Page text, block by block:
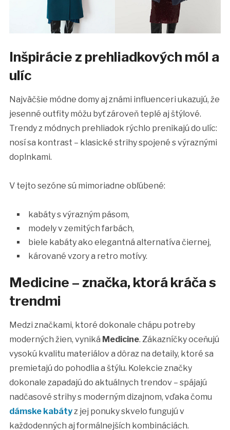
Inšpirácie z prehliadkových mól a
ulíc
Najväčšie módne domy aj známi influenceri ukazujú, že
jesenné outfity môžu byť zároveň teplé aj štýlové.
Trendy z módnych prehliadok rýchlo prenikajú do ulíc:
nosí sa kontrast – klasické strihy spojené s výraznými
doplnkami.
V tejto sezóne sú mimoriadne obľúbené:
kabáty s výrazným pásom,
modely v zemitých farbách,
biele kabáty ako elegantná alternatíva čiernej,
kárované vzory a retro motívy.
Medicine – značka, ktorá kráča s
trendmi
Medzi značkami, ktoré dokonale chápu potreby
moderných žien, vyniká Medicine. Zákazníčky oceňujú
vysokú kvalitu materiálov a dôraz na detaily, ktoré sa
premietajú do pohodlia a štýlu. Kolekcie značky
dokonale zapadajú do aktuálnych trendov – spájajú
nadčasové strihy s moderným dizajnom, vďaka čomu
dámske kabátyz jej ponuky skvelo fungujú v
každodenných aj formálnejších kombináciách.